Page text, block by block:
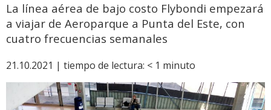
La línea aérea de bajo costo Flybondi empezará
a viajar de Aeroparque a Punta del Este, con
cuatro frecuencias semanales
21.10.2021 | tiempo de lectura: < 1 minuto